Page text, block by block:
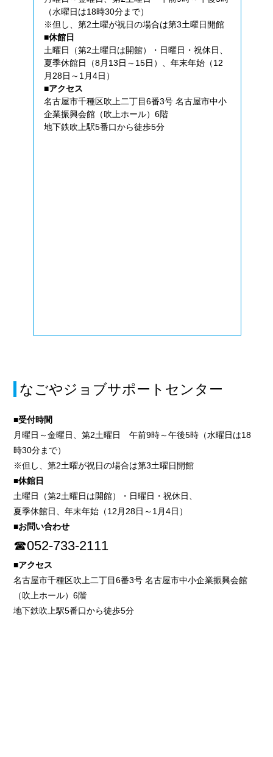
（水曜日は18時30分まで）
※但し、第2土曜が祝日の場合は第3土曜日開館
■休館日
土曜日（第2土曜日は開館）・日曜日・祝休日、
夏季休館日（8月13日～15日）、年末年始（12
月28日～1月4日）
■アクセス
名古屋市千種区吹上二丁目6番3号 名古屋市中小
企業振興会館（吹上ホール）6階
地下鉄吹上駅5番口から徒歩5分
なごやジョブサポートセンター
■受付時間
月曜日～金曜日、第2土曜日 午前9時～午後5時（水曜日は18
時30分まで）
※但し、第2土曜が祝日の場合は第3土曜日開館
■休館日
土曜日（第2土曜日は開館）・日曜日・祝休日、
夏季休館日、年末年始（12月28日～1月4日）
■お問い合わせ
☎052-733-2111
■アクセス
名古屋市千種区吹上二丁目6番3号 名古屋市中小企業振興会館
（吹上ホール）6階
地下鉄吹上駅5番口から徒歩5分